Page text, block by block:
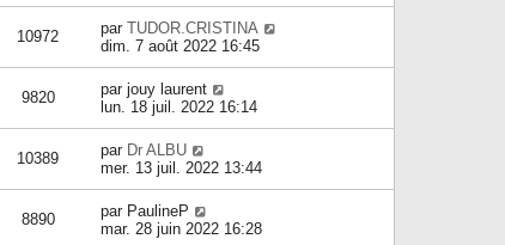
10972 par TUDOR.CRISTINA
dim. 7 août 2022 16:45
9820 par jouy laurent
lun. 18 juil. 2022 16:14
10389 par Dr ALBU
mer. 13 juil. 2022 13:44
8890 par PaulineP
mar. 28 juin 2022 16:28